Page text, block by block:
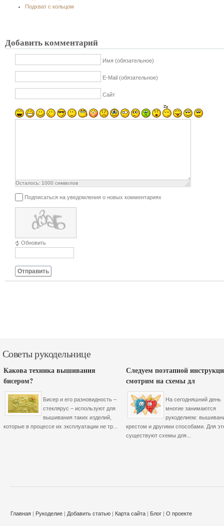
Подхват с кольцом
Добавить комментарий
Имя (обязательное)
E-Mail (обязательное)
Сайт
Осталось: 1000 символов
Подписаться на уведомления о новых комментариях
Обновить
Отправить
Советы рукодельнице
Какова техника вышивания
бисером?
Бисер и его разновидность –
стеклярус – используют для
вышивания таких изделий,
которые в процессе их эксплуатации не тр...
Следуем поэтапной
смотрим на схемы дл
На сегодняшний день
многие занимаются
рукоделием:
крестом и другими способами. Для
существуют схемы для...
Главная | Рукоделие | Добавить статью | Карта сайта | Блог | О проекте